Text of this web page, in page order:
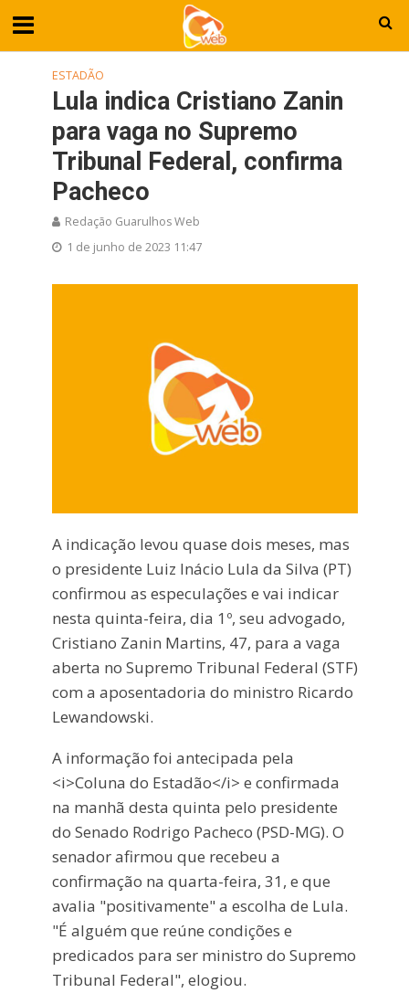
ESTADÃO
Lula indica Cristiano Zanin
para vaga no Supremo
Tribunal Federal, confirma
Pacheco
Redação Guarulhos Web
1 de junho de 2023 11:47
A indicação levou quase dois meses, mas
o presidente Luiz Inácio Lula da Silva (PT)
confirmou as especulações e vai indicar
nesta quinta-feira, dia 1º, seu advogado,
Cristiano Zanin Martins, 47, para a vaga
aberta no Supremo Tribunal Federal (STF)
com a aposentadoria do ministro Ricardo
Lewandowski.
A informação foi antecipada pela
<i>Coluna do Estadão</i> e confirmada
na manhã desta quinta pelo presidente
do Senado Rodrigo Pacheco (PSD-MG). O
senador afirmou que recebeu a
confirmação na quarta-feira, 31, e que
avalia "positivamente" a escolha de Lula.
"É alguém que reúne condições e
predicados para ser ministro do Supremo
Tribunal Federal", elogiou.